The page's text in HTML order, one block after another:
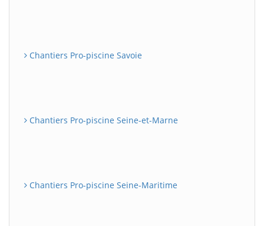
Chantiers Pro-piscine Savoie
Chantiers Pro-piscine Seine-et-Marne
Chantiers Pro-piscine Seine-Maritime